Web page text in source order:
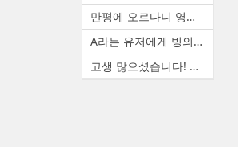
만평에 오르다니 영광입니다. ...
A라는 유저에게 빙의하면 A(본...
고생 많으셨습니다! 늦은 시간...